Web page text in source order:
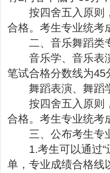
按四舍五入原则，
合格。考生专业统考
二、音乐舞蹈类
音乐学、音乐表演
笔试合格分数线为45
舞蹈表演、舞蹈学
按四舍五入原则，
合格。考生专业统考
三、公布考生专
1.考生可以通过“
单，专业成绩合格线